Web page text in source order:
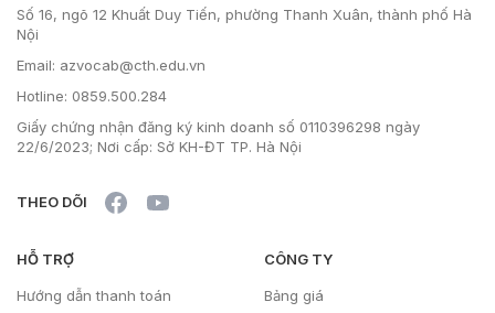
Số 16, ngõ 12 Khuất Duy Tiến, phường Thanh Xuân, thành phố Hà
Nội
Email: azvocab@cth.edu.vn
Hotline: 0859.500.284
Giấy chứng nhận đăng ký kinh doanh số 0110396298 ngày
22/6/2023; Nơi cấp: Sở KH-ĐT TP. Hà Nội
THEO DÕI
HỖ TRỢ
Hướng dẫn thanh toán
CÔNG TY
Bảng giá